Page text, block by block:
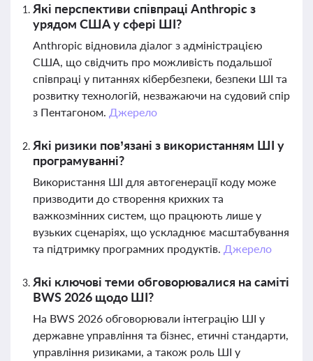
Які перспективи співпраці Anthropic з
урядом США у сфері ШІ?
Anthropic відновила діалог з адміністрацією
США, що свідчить про можливість подальшої
співпраці у питаннях кібербезпеки, безпеки ШІ та
розвитку технологій, незважаючи на судовий спір
з Пентагоном. Джерело
Які ризики пов’язані з використанням ШІ у
програмуванні?
Використання ШІ для автогенерації коду може
призводити до створення крихких та
важкозмінних систем, що працюють лише у
вузьких сценаріях, що ускладнює масштабування
та підтримку програмних продуктів. Джерело
Які ключові теми обговорювалися на саміті
BWS 2026 щодо ШІ?
На BWS 2026 обговорювали інтеграцію ШІ у
державне управління та бізнес, етичні стандарти,
управління ризиками, а також роль ШІ у